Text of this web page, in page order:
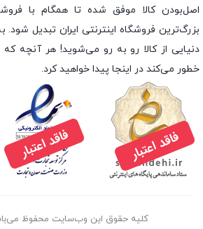
اصل‌بودن کالا موفق شده تا همگام با
بزرگ‌ترین فروشگاه اینترنتی ایران تبدیل
دنیایی از کالا رو به رو می‌شوید! هر آنچه
خطور می‌کند در اینجا پیدا خواهید کرد.
کلیه حقوق این وب‌سایت محفوظ می‌باشد.